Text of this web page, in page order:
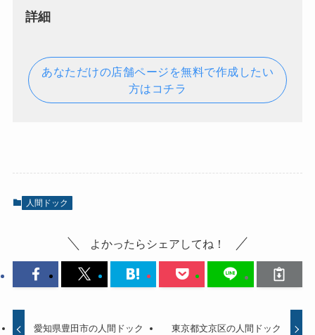
詳細
あなただけの店舗ページを無料で作成したい
方はコチラ
人間ドック
よかったらシェアしてね！
愛知県豊田市の人間ドック 東京都文京区の人間ドック